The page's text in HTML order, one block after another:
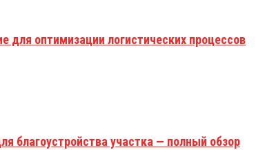
для оптимизации логистических процессов
благоустройства участка — полный обзор